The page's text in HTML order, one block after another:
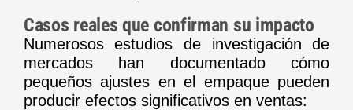
Casos reales que confirman su impacto
Numerosos estudios de investigación de
mercados han documentado cómo
pequeños ajustes en el empaque pueden
producir efectos significativos en ventas: